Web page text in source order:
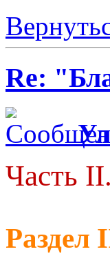
Re:
Часть